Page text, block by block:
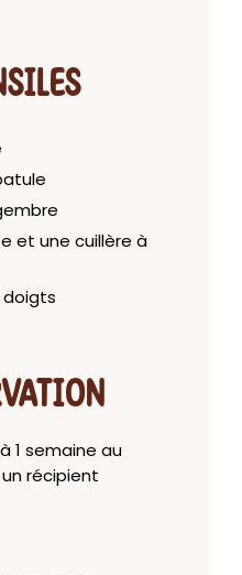
et une cuillère à
doigts
1 semaine au
récipient